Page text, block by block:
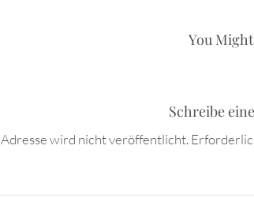
You
Schreibe
wird nicht veröffentlicht.